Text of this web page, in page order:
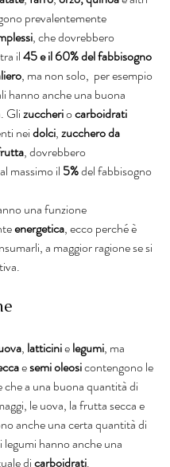
prevalentemente
, che dovrebbero
il 45 e il 60% del fabbisogno
, ma non solo,  per esempio
hanno anche una buona
Gli zuccheri o carboidrati
nei dolci, zucchero da
, dovrebbero
massimo il 5% del fabbisogno
una funzione
energetica, ecco perché è
a maggior ragione se si
, latticini e legumi, ma
e semi oleosi contengono le
a una buona quantità di
le uova, la frutta secca e
anche una certa quantità di
legumi hanno anche una
di carboidrati.